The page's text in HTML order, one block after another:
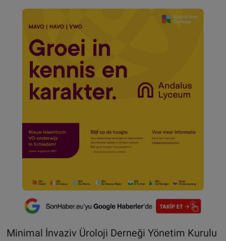
Minimal İnvaziv Üroloji Derneği Yönetim Kurulu